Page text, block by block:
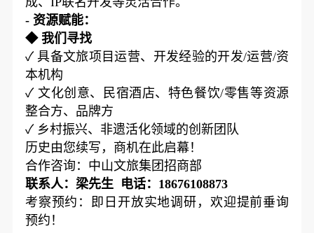
- 资源赋能：
◆ 我们寻找
✓ 具备文旅项目运营、开发经验的开发/运营/资
本机构
✓ 文化创意、民宿酒店、特色餐饮/零售等资源
整合方、品牌方
✓ 乡村振兴、非遗活化领域的创新团队
历史由您续写，商机在此启幕！
合作咨询：中山文旅集团招商部
联系人：梁先生 电话：18676108873
考察预约：即日开放实地调研，欢迎提前垂询
预约！